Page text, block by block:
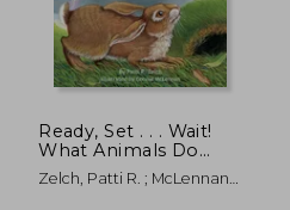
dcto. $ 25.28
Ready, Set . . . Wait!
What Animals Do
Before a Hurricane
(en Inglés)
Zelch, Patti R. ; McLennan,